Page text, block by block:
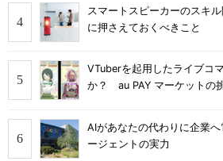
スマートスピーカーのスキ
に押さえておくべきこと
VTuberを起用したライブコ
か？ au PAY マーケットの
AIがあなたの代わりに企業
ージェントの実力